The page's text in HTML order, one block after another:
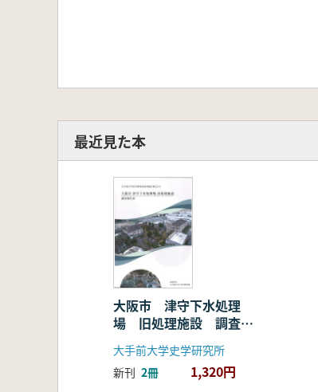
最近見た本
大阪市 津守下水処理
場 旧処理施設 調査報
告書
大手前大学史学研究所
新刊 2冊 1,320円